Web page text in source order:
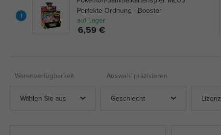
1
Perfekte Ordnung - Booster
auf Lager
6,59 €
Warenverfügbarkeit Auswahl präzisieren
Wählen Sie aus Geschlecht Lizenz